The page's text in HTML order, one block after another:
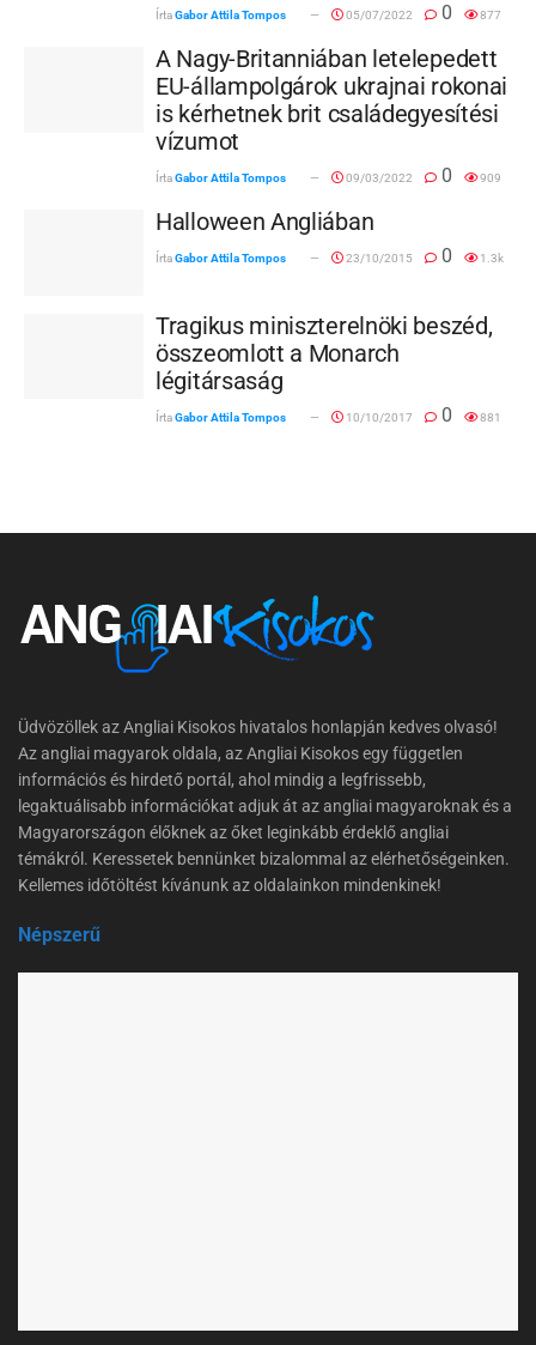
ÍrtaGabor Attila Tompos 05/07/2022 0 877
A Nagy-Britanniában letelepedett
EU-állampolgárok ukrajnai rokonai
is kérhetnek brit családegyesítési
vízumot
ÍrtaGabor Attila Tompos 09/03/2022 0 909
Halloween Angliában
ÍrtaGabor Attila Tompos 23/10/2015 0 1.3k
Tragikus miniszterelnöki beszéd,
összeomlott a Monarch
légitársaság
ÍrtaGabor Attila Tompos 10/10/2017 0 881
Üdvözöllek az Angliai Kisokos hivatalos honlapján kedves olvasó!
Az angliai magyarok oldala, az Angliai Kisokos egy független
információs és hirdető portál, ahol mindig a legfrissebb,
legaktuálisabb információkat adjuk át az angliai magyaroknak és a
Magyarországon élőknek az őket leginkább érdeklő angliai
témákról. Keressetek bennünket bizalommal az elérhetőségeinken.
Kellemes időtöltést kívánunk az oldalainkon mindenkinek!
Népszerű